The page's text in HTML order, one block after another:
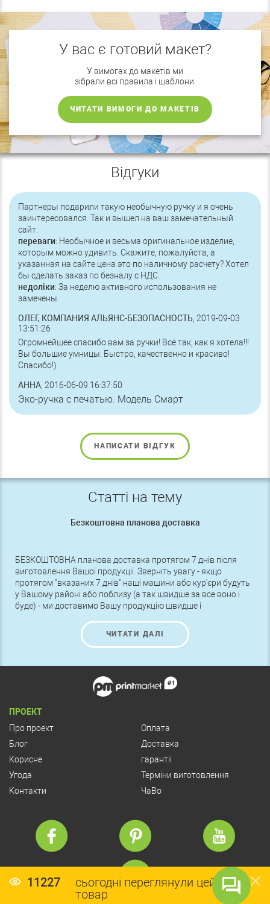
У вас є готовий макет?
У вимогах до макетів ми
зібрали всі правила і шаблони.
ЧИТАТИ ВИМОГИ ДО МАКЕТІВ
Відгуки
Партнеры подарили такую необычную ручку и я очень
заинтересовался. Так и вышел на ваш замечательный
сайт.
переваги: Необычное и весьма оригинальное изделие,
которым можно удивить. Скажите, пожалуйста, а
указанная на сайте цена это по наличному расчету? Хотел
бы сделать заказ по безналу с НДС.
недоліки: За неделю активного использования не
замечены.
ОЛЕГ, КОМПАНИЯ АЛЬЯНС-БЕЗОПАСНОСТЬ , 2019-09-03
13:51:26
Огромнейшее спасибо вам за ручки! Всё так, как я хотела!!!
Вы большие умницы. Быстро, качественно и красиво!
Спасибо!)
АННА , 2016-06-09 16:37:50
Эко-ручка с печатью. Модель Смарт
НАПИСАТИ ВІДГУК
Статті на тему
Безкоштовна планова доставка
БЕЗКОШТОВНА планова доставка протягом 7 днів після
виготовлення Вашої продукції. Зверніть увагу - якщо
протягом "вказаних 7 днів" наші машини або кур'єри будуть
у Вашому районі або поблизу (а так швидше за все воно і
буде) - ми доставимо Вашу продукцію швидше і
ЧИТАТИ ДАЛІ
11227
сьогодні переглянули цей
товар
ПРОЕКТ
Про проект
Блог
Корисне
Угода
Контакти
Оплата
Доставка
гарантії
Терміни виготовлення
ЧаВо